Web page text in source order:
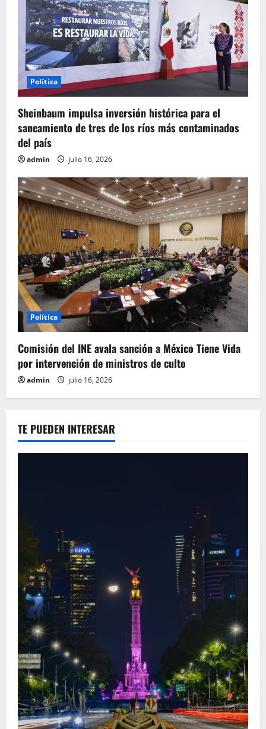
d
a
Política
Sheinbaum impulsa inversión histórica para el
saneamiento de tres de los ríos más contaminados
del país
admin julio 16, 2026
Política
Comisión del INE avala sanción a México Tiene Vida
por intervención de ministros de culto
admin julio 16, 2026
TE PUEDEN INTERESAR